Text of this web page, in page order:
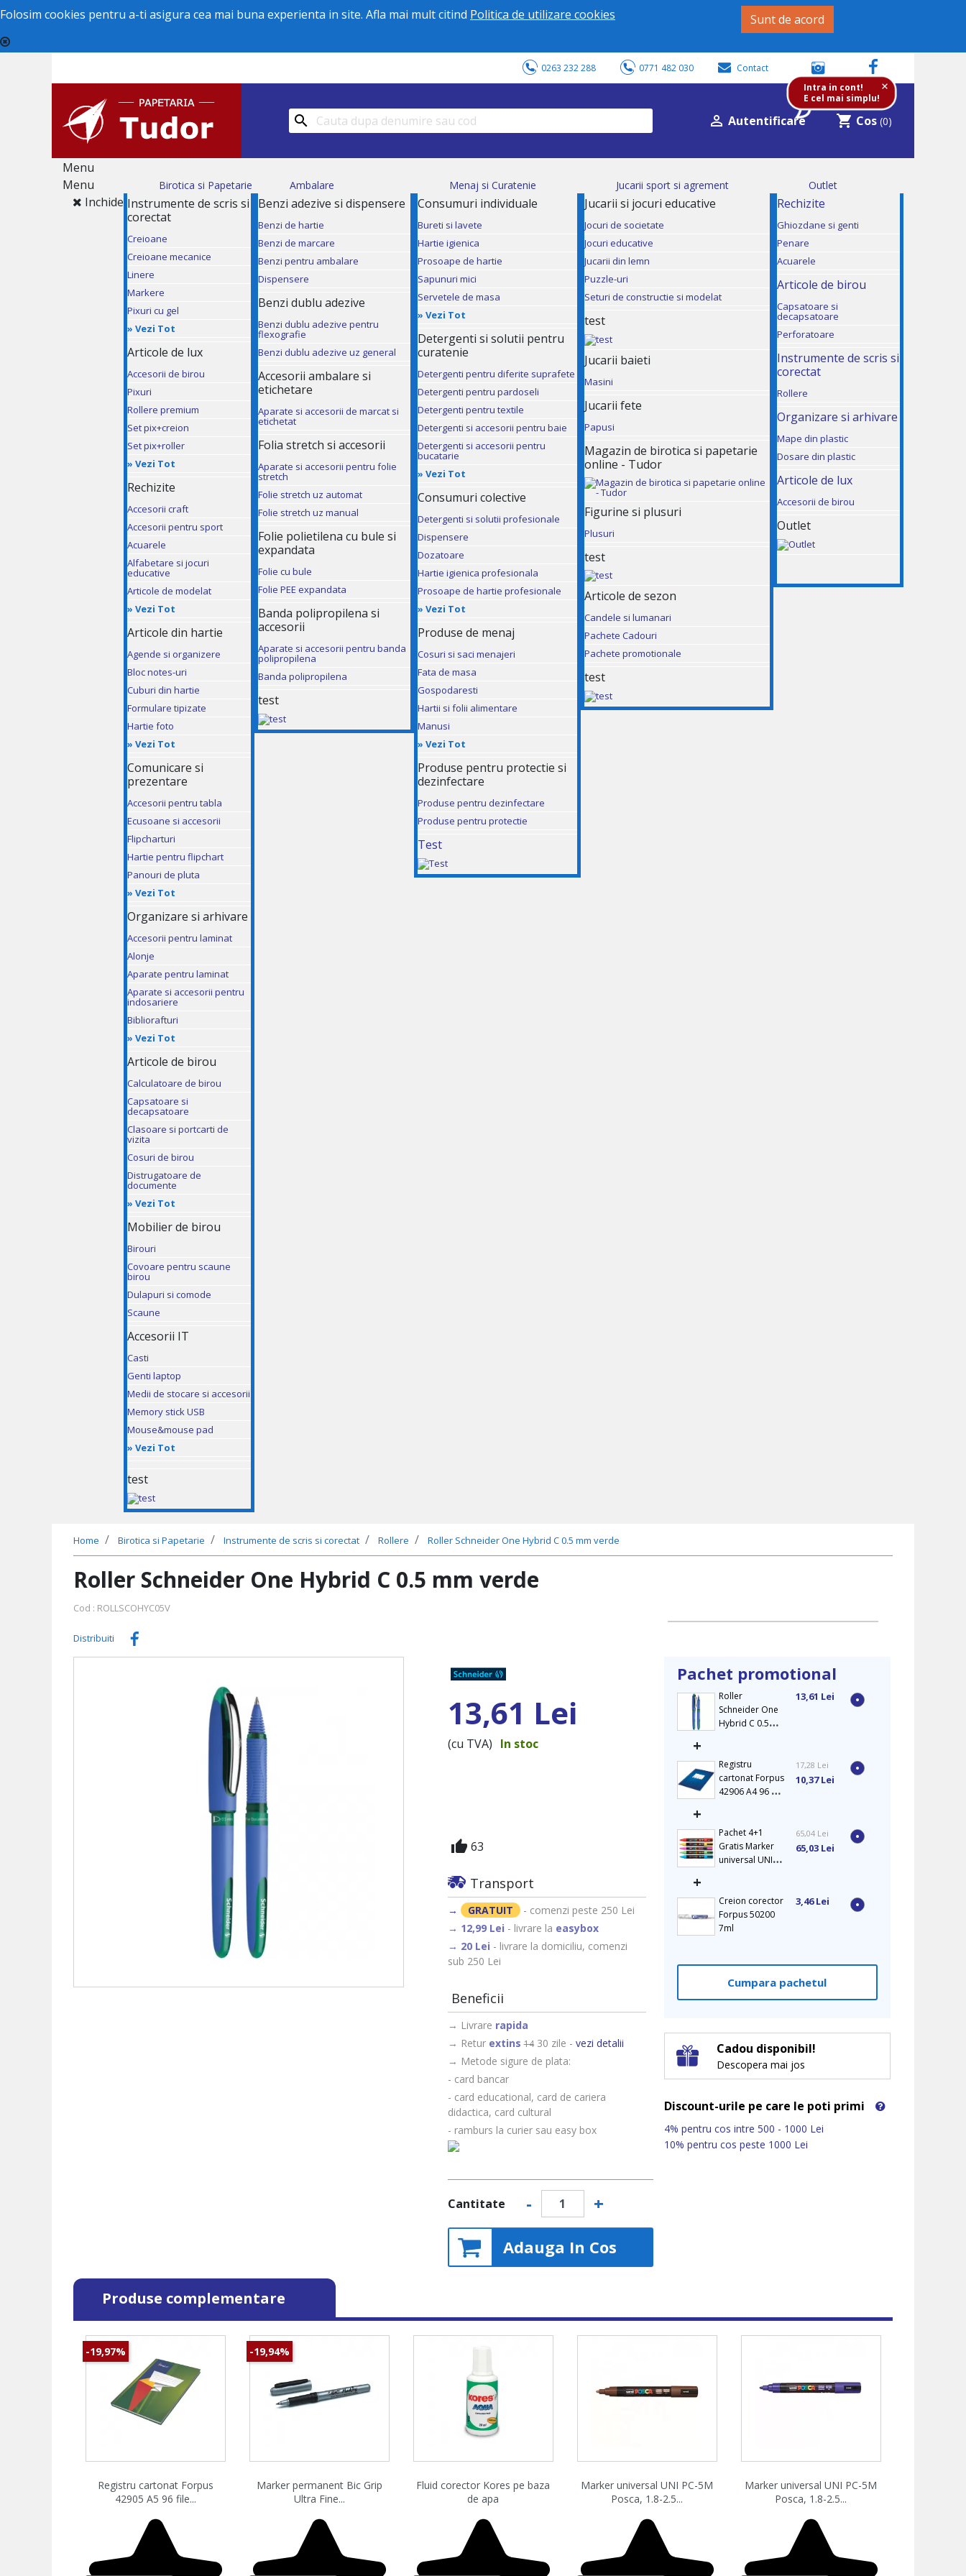
Folosim cookies pentru a-ti asigura cea mai buna experienta in site. Afla mai mult citind Politica de utilizare cookies Sunt de acord
0263 232 288 0771 482 030 Contact

Intra in cont!
E cel mai simplu!
+
 Autentificare shopping_cart Cos (0)
Menu
Menu
Inchide
Birotica si Papetarie
Instrumente de scris si
corectat
Creioane
Creioane mecanice
Linere
Markere
Pixuri cu gel
» Vezi Tot
Articole de lux
Accesorii de birou
Pixuri
Rollere premium
Set pix+creion
Set pix+roller
» Vezi Tot
Rechizite
Accesorii craft
Accesorii pentru sport
Acuarele
Alfabetare si jocuri
educative
Articole de modelat
» Vezi Tot
Articole din hartie
Agende si organizere
Bloc notes-uri
Cuburi din hartie
Formulare tipizate
Hartie foto
» Vezi Tot
Comunicare si
prezentare
Accesorii pentru tabla
Ecusoane si accesorii
Flipcharturi
Hartie pentru flipchart
Panouri de pluta
» Vezi Tot
Organizare si arhivare
Accesorii pentru laminat
Alonje
Aparate pentru laminat
Aparate si accesorii pentru
indosariere
Bibliorafturi
» Vezi Tot
Articole de birou
Calculatoare de birou
Capsatoare si
decapsatoare
Clasoare si portcarti de
vizita
Cosuri de birou
Distrugatoare de
documente
» Vezi Tot
Mobilier de birou
Birouri
Covoare pentru scaune
birou
Dulapuri si comode
Scaune
Accesorii IT
Casti
Genti laptop
Medii de stocare si accesorii
Memory stick USB
Mouse&mouse pad
» Vezi Tot
test
Ambalare
Benzi adezive si dispensere
Benzi de hartie
Benzi de marcare
Benzi pentru ambalare
Dispensere
Benzi dublu adezive
Benzi dublu adezive pentru
flexografie
Benzi dublu adezive uz general
Accesorii ambalare si
etichetare
Aparate si accesorii de marcat si
etichetat
Folia stretch si accesorii
Aparate si accesorii pentru folie
stretch
Folie stretch uz automat
Folie stretch uz manual
Folie polietilena cu bule si
expandata
Folie cu bule
Folie PEE expandata
Banda polipropilena si
accesorii
Aparate si accesorii pentru banda
polipropilena
Banda polipropilena
test
Menaj si Curatenie
Consumuri individuale
Bureti si lavete
Hartie igienica
Prosoape de hartie
Sapunuri mici
Servetele de masa
» Vezi Tot
Detergenti si solutii pentru
curatenie
Detergenti pentru diferite suprafete
Detergenti pentru pardoseli
Detergenti pentru textile
Detergenti si accesorii pentru baie
Detergenti si accesorii pentru
bucatarie
» Vezi Tot
Consumuri colective
Detergenti si solutii profesionale
Dispensere
Dozatoare
Hartie igienica profesionala
Prosoape de hartie profesionale
» Vezi Tot
Produse de menaj
Cosuri si saci menajeri
Fata de masa
Gospodaresti
Hartii si folii alimentare
Manusi
» Vezi Tot
Produse pentru protectie si
dezinfectare
Produse pentru dezinfectare
Produse pentru protectie
Test
Jucarii sport si agrement
Jucarii si jocuri educative
Jocuri de societate
Jocuri educative
Jucarii din lemn
Puzzle-uri
Seturi de constructie si modelat
test
Jucarii baieti
Masini
Jucarii fete
Papusi
Magazin de birotica si papetarie
online - Tudor
Figurine si plusuri
Plusuri
test
Articole de sezon
Candele si lumanari
Pachete Cadouri
Pachete promotionale
test
Outlet
Rechizite
Ghiozdane si genti
Penare
Acuarele
Articole de birou
Capsatoare si
decapsatoare
Perforatoare
Instrumente de scris si
corectat
Rollere
Organizare si arhivare
Mape din plastic
Dosare din plastic
Articole de lux
Accesorii de birou
Outlet
Home Birotica si Papetarie Instrumente de scris si corectat Rollere Roller Schneider One Hybrid C 0.5 mm verde
Roller Schneider One Hybrid C 0.5 mm verde
Cod : ROLLSCOHYC05V
Distribuiti
13,61 Lei
(cu TVA) In stoc
thumb_up 63
Transport
→ GRATUIT - comenzi peste 250 Lei
→ 12,99 Lei - livrare la easybox
- livrare la domiciliu, comenzi
sub 250 Lei
Beneficii
→ Livrare rapida
→ Retur extins 1430 zile - vezi detalii
→ Metode sigure de plata:
- card bancar
- card educational, card de cariera
didactica, card cultural
- ramburs la curier sau easy box
Cantitate - +
Adauga In Cos
Pachet promotional
Roller
Schneider One
Hybrid C 0.5
13,61 Lei
+
Registru
cartonat Forpus
42906 A4 96 file
17,28 Lei
10,37 Lei
+
Pachet 4+1
Gratis Marker
universal UNI
65,04 Lei
65,03 Lei
+
Creion corector
Forpus 50200
7ml
3,46 Lei
Cumpara pachetul
Cadou disponibil!
Descopera mai jos
Discount-urile pe care le poti primi
4% pentru cos intre 500 - 1000 Lei
10% pentru cos peste 1000 Lei
Produse complementare
Registru cartonat Forpus
42905 A5 96 file...
-19,97%
Marker permanent Bic Grip
Ultra Fine...
-19,94%
Fluid corector Kores pe baza
de apa
Marker universal UNI PC-5M
Posca, 1.8-2.5...
Marker universal UNI PC-5M
Posca, 1.8-2.5...